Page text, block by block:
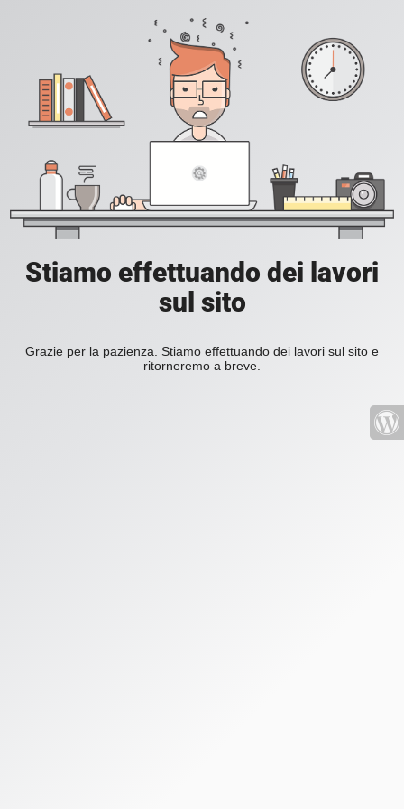
Stiamo effettuando dei lavori
sul sito
Grazie per la pazienza. Stiamo effettuando dei lavori sul sito e
ritorneremo a breve.